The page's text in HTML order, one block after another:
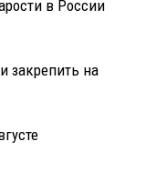
в России
закрепить на